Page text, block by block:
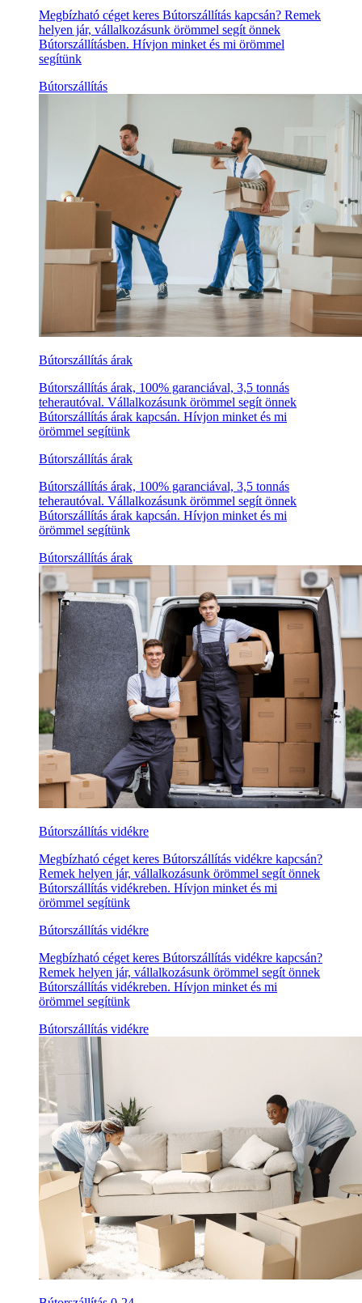
Megbízható céget keres Bútorszállítás kapcsán? Remek
helyen jár, vállalkozásunk örömmel segít önnek
Bútorszállításben. Hívjon minket és mi örömmel
segítünk
Bútorszállítás
Bútorszállítás árak
Bútorszállítás árak, 100% garanciával, 3,5 tonnás
teherautóval. Vállalkozásunk örömmel segít önnek
Bútorszállítás árak kapcsán. Hívjon minket és mi
örömmel segítünk
Bútorszállítás árak
Bútorszállítás árak, 100% garanciával, 3,5 tonnás
teherautóval. Vállalkozásunk örömmel segít önnek
Bútorszállítás árak kapcsán. Hívjon minket és mi
örömmel segítünk
Bútorszállítás árak
Bútorszállítás vidékre
Megbízható céget keres Bútorszállítás vidékre kapcsán?
Remek helyen jár, vállalkozásunk örömmel segít önnek
Bútorszállítás vidékreben. Hívjon minket és mi
örömmel segítünk
Bútorszállítás vidékre
Megbízható céget keres Bútorszállítás vidékre kapcsán?
Remek helyen jár, vállalkozásunk örömmel segít önnek
Bútorszállítás vidékreben. Hívjon minket és mi
örömmel segítünk
Bútorszállítás vidékre